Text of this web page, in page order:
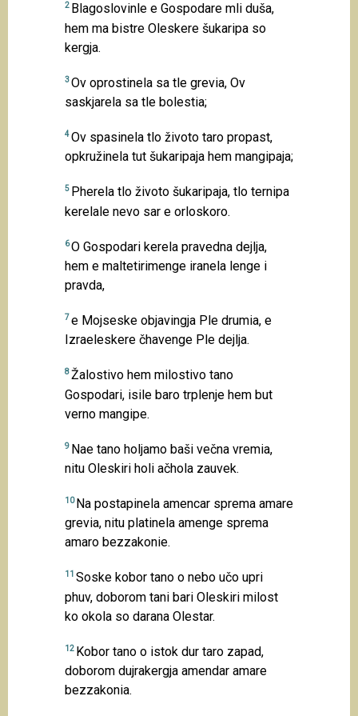
2 Blagoslovinle e Gospodare mli duša,
hem ma bistre Oleskere šukaripa so
kergja.
3Ov oprostinela sa tle grevia, Ov
saskjarela sa tle bolestia;
4Ov spasinela tlo životo taro propast,
opkružinela tut šukaripaja hem mangipaja;
5 Pherela tlo životo šukaripaja, tlo ternipa
kerelale nevo sar e orloskoro.
6O Gospodari kerela pravedna dejlja,
hem e maltetirimenge iranela lenge i
pravda,
7e Mojseske objavingja Ple drumia, e
Izraeleskere čhavenge Ple dejlja.
8Žalostivo hem milostivo tano
Gospodari, isile baro trplenje hem but
verno mangipe.
9 Nae tano holjamo baši večna vremia,
nitu Oleskiri holi ačhola zauvek.
10 Na postapinela amencar sprema amare
grevia, nitu platinela amenge sprema
amaro bezzakonie.
11 Soske kobor tano o nebo učo upri
phuv, doborom tani bari Oleskiri milost
ko okola so darana Olestar.
12 Kobor tano o istok dur taro zapad,
doborom dujrakergja amendar amare
bezzakonia.